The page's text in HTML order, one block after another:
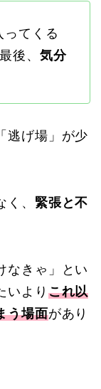
ってくる
後、 気分
逃げ場」が少
、 緊張と不
なきゃ」とい
いより これ以
う場面があり